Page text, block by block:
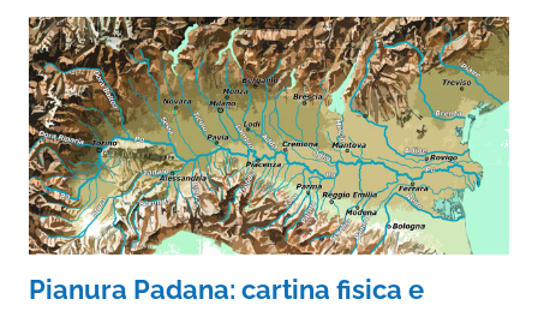
Pianura Padana: cartina fisica e